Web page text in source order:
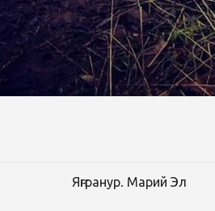
Яҥгранур. Марий Эл